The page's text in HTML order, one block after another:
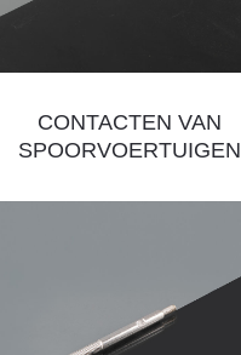
CONTACTEN VAN
SPOORVOERTUIGEN